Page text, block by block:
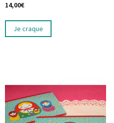
14,00€
Je craque